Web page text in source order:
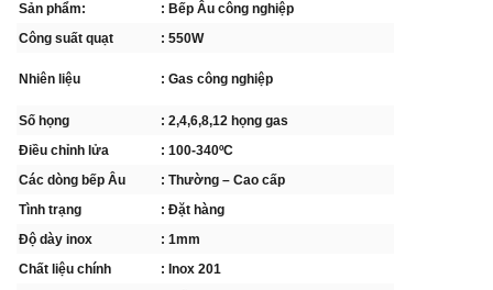
Sản phẩm:
: Bếp Âu công nghiệp
Công suất quạt
: 550W
Nhiên liệu : Gas công nghiệp
Số họng
: 2,4,6,8,12 họng gas
Điều chỉnh lửa
: 100-340ºC
Các dòng bếp Âu
: Thường – Cao cấp
Tình trạng
: Đặt hàng
Độ dày inox
: 1mm
Chất liệu chính
: Inox 201